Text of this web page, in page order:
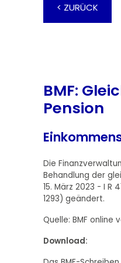
< ZURÜCK
BMF:
Pension
Die
Behandlung der
15. März 2023 - I R
1293) geändert.
Quelle: BMF online
Download: